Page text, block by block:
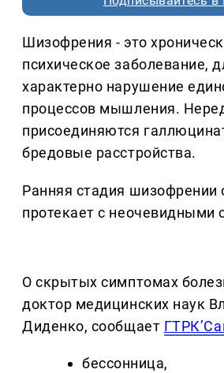
Шизофрения - это
психическое заболевание,
характерно нарушение
процессов мышления.
присоединяются
бредовые расстройства.
Ранняя стадия шизофрении
протекает с неочевидными
О скрытых симптомах
доктор медицинских наук
Диденко, сообщает
бессонница,